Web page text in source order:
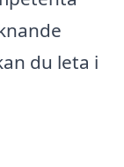
du leta i